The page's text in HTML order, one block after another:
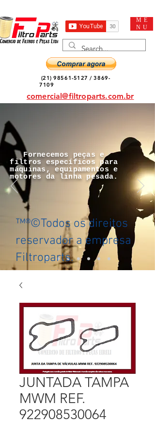
ME
NU
(21) 98561-5127 /3869-
7109
comercial@filtroparts.com.br
Fornecemos peças e
filtros específicos para
máquinas, equipamentos e
motores da linha pesada.
™®©Todos os direitos
reservador a empresa
Filtroparts.
JUNTADA TAMPA
MWM REF.
922908530064